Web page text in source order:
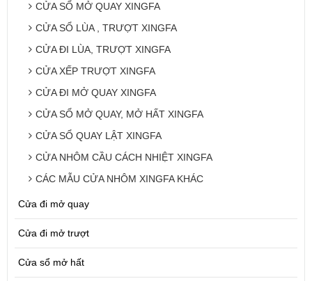
CỬA SỔ MỞ QUAY XINGFA
CỬA SỔ LÙA , TRƯỢT XINGFA
CỬA ĐI LÙA, TRƯỢT XINGFA
CỬA XẾP TRƯỢT XINGFA
CỬA ĐI MỞ QUAY XINGFA
CỬA SỔ MỞ QUAY, MỞ HẤT XINGFA
CỬA SỔ QUAY LẬT XINGFA
CỬA NHÔM CẦU CÁCH NHIỆT XINGFA
CÁC MẪU CỬA NHÔM XINGFA KHÁC
Cửa đi mở quay
Cửa đi mở trượt
Cửa sổ mở hất